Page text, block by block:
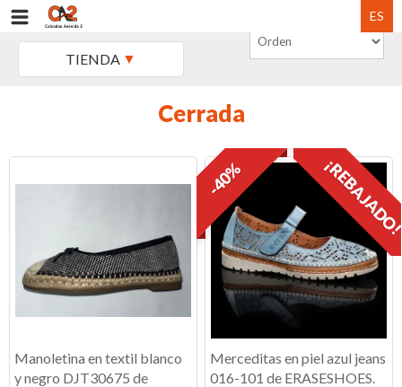
ES
TIENDA
Cerrada
Manoletina en textil blanco
y negro DJT30675 de
-40%
Merceditas en piel azul jeans
016-101 de ERASESHOES.